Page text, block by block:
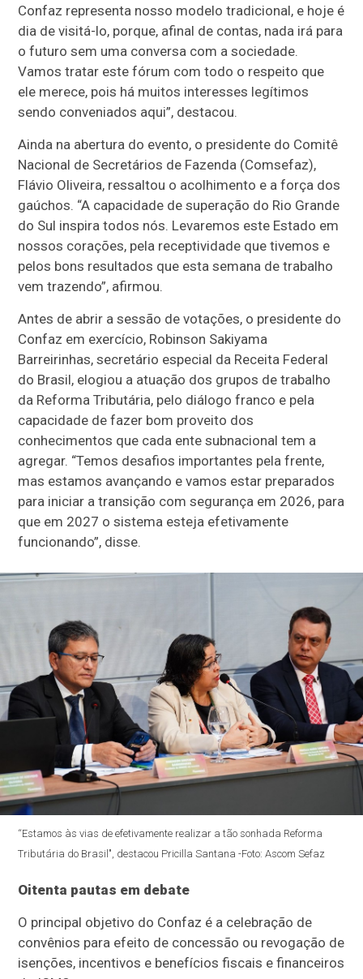
Confaz representa nosso modelo tradicional, e hoje é
dia de visitá-lo, porque, afinal de contas, nada irá para
o futuro sem uma conversa com a sociedade.
Vamos tratar este fórum com todo o respeito que
ele merece, pois há muitos interesses legítimos
sendo conveniados aqui”, destacou.
Ainda na abertura do evento, o presidente do Comitê
Nacional de Secretários de Fazenda (Comsefaz),
Flávio Oliveira, ressaltou o acolhimento e a força dos
gaúchos. “A capacidade de superação do Rio Grande
do Sul inspira todos nós. Levaremos este Estado em
nossos corações, pela receptividade que tivemos e
pelos bons resultados que esta semana de trabalho
vem trazendo”, afirmou.
Antes de abrir a sessão de votações, o presidente do
Confaz em exercício, Robinson Sakiyama
Barreirinhas, secretário especial da Receita Federal
do Brasil, elogiou a atuação dos grupos de trabalho
da Reforma Tributária, pelo diálogo franco e pela
capacidade de fazer bom proveito dos
conhecimentos que cada ente subnacional tem a
agregar. “Temos desafios importantes pela frente,
mas estamos avançando e vamos estar preparados
para iniciar a transição com segurança em 2026, para
que em 2027 o sistema esteja efetivamente
funcionando”, disse.
“Estamos às vias de efetivamente realizar a tão sonhada Reforma
Tributária do Brasil", destacou Pricilla Santana -Foto: Ascom Sefaz
Oitenta pautas em debate
O principal objetivo do Confaz é a celebração de
convênios para efeito de concessão ou revogação de
isenções, incentivos e benefícios fiscais e financeiros